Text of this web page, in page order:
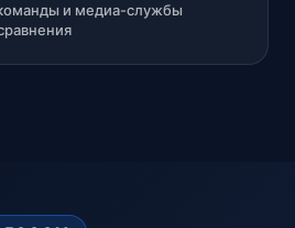
и медиа-службы